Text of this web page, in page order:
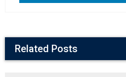
Related Posts